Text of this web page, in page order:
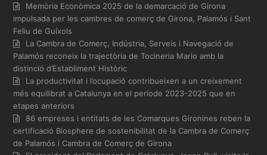
Memòria Econòmica 2025 de la demarcació de Girona
impulsada per les cambres de comerç de Girona, Palamós i Sant
Feliu de Guíxols
La Cambra de Comerç, Indústria, Serveis i Navegació de
Palamós reconeix la trajectòria de Tocineria Mario amb la
distinció d’Establiment Històric
La productivitat i l’ocupació contribueixen a un creixement
més equilibrat a Catalunya en el període 2023-2025 que en
etapes anteriors
86 empreses i entitats de les Comarques Gironines reben la
certificació Biosphere de sostenibilitat de la Cambra de Comerç
de Palamós i Cambra de Comerç de Girona